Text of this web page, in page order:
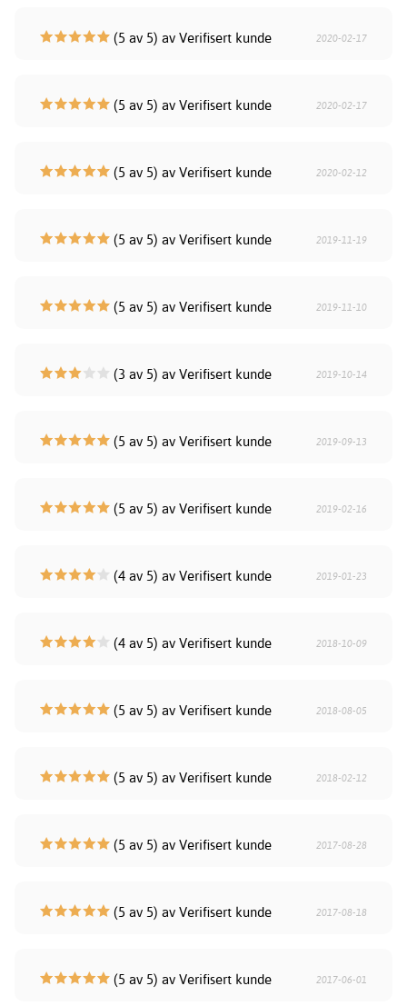
(5 av 5) av Verifisert kunde 2020-02-17
(5 av 5) av Verifisert kunde 2020-02-17
(5 av 5) av Verifisert kunde 2020-02-12
(5 av 5) av Verifisert kunde 2019-11-19
(5 av 5) av Verifisert kunde 2019-11-10
(3 av 5) av Verifisert kunde 2019-10-14
(5 av 5) av Verifisert kunde 2019-09-13
(5 av 5) av Verifisert kunde 2019-02-16
(4 av 5) av Verifisert kunde 2019-01-23
(4 av 5) av Verifisert kunde 2018-10-09
(5 av 5) av Verifisert kunde 2018-08-05
(5 av 5) av Verifisert kunde 2018-02-12
(5 av 5) av Verifisert kunde 2017-08-28
(5 av 5) av Verifisert kunde 2017-08-18
(5 av 5) av Verifisert kunde 2017-06-01